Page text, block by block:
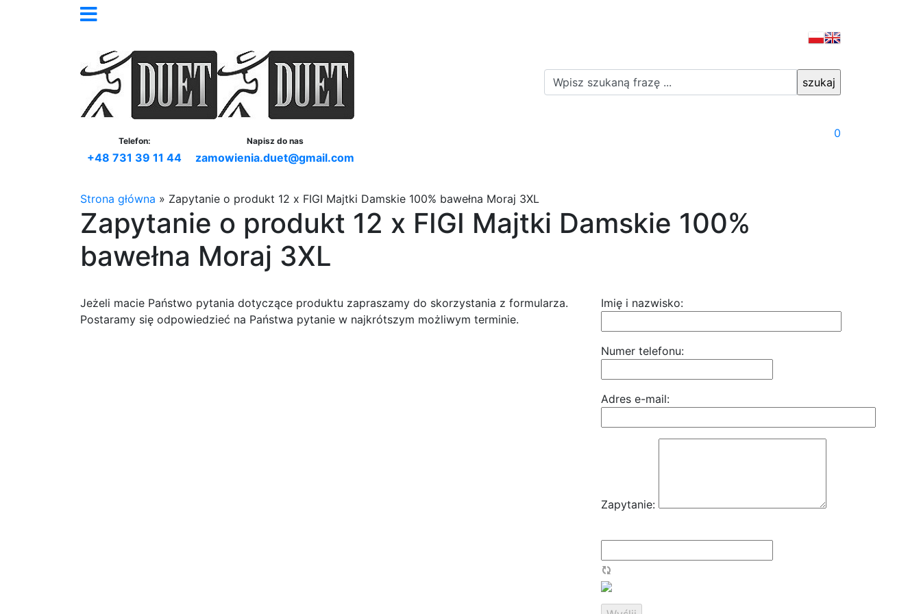
Telefon:
+48 731 39 11 44
Napisz do nas
zamowienia.duet@gmail.com
0
Strona główna » Zapytanie o produkt 12 x FIGI Majtki Damskie 100% bawełna Moraj 3XL
Zapytanie o produkt 12 x FIGI Majtki Damskie 100%
bawełna Moraj 3XL
Jeżeli macie Państwo pytania dotyczące produktu zapraszamy do skorzystania z formularza.
Postaramy się odpowiedzieć na Państwa pytanie w najkrótszym możliwym terminie.
Imię i nazwisko:
Numer telefonu:
Adres e-mail:
Zapytanie: